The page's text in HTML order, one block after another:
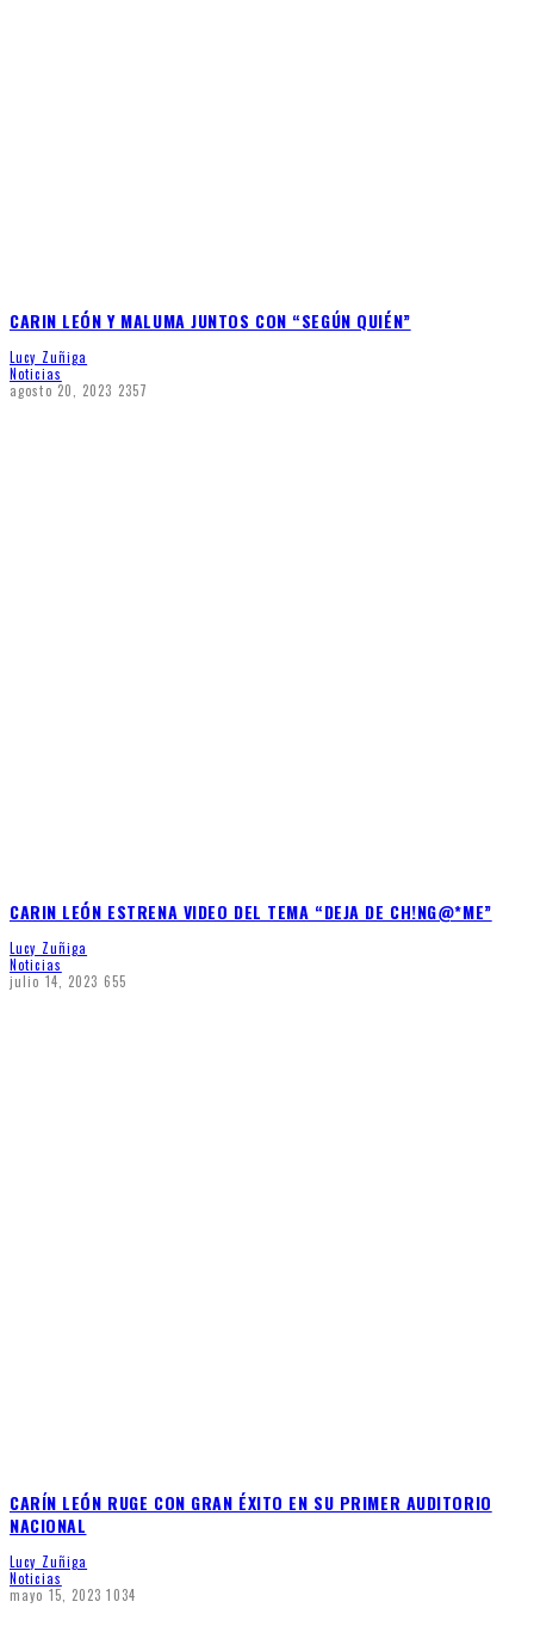
CARIN LEÓN Y MALUMA JUNTOS CON “SEGÚN QUIÉN”
Lucy Zuñiga
Noticias
agosto 20, 2023 2357
CARIN LEÓN ESTRENA VIDEO DEL TEMA “DEJA DE CH!NG@*ME”
Lucy Zuñiga
Noticias
julio 14, 2023 655
CARÍN LEÓN RUGE CON GRAN ÉXITO EN SU PRIMER AUDITORIO
NACIONAL
Lucy Zuñiga
Noticias
mayo 15, 2023 1034